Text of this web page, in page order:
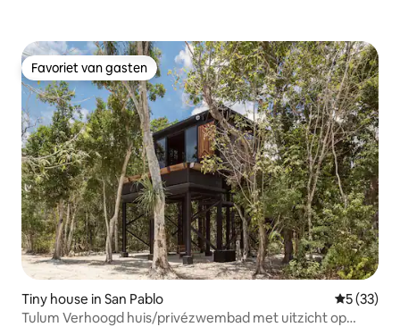
Favoriet van gasten
Favoriet van gasten
Tiny house in San Pablo
5 (33)
Tulum Verhoogd huis/privézwembad met uitzicht op